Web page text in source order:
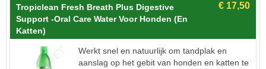
Tropiclean Fresh Breath Plus Digestive
Support -oral Care Water Voor Honden (en
Katten)
Werkt snel en natuurlijk om tandplak en
aanslag op het gebit van honden en katten te